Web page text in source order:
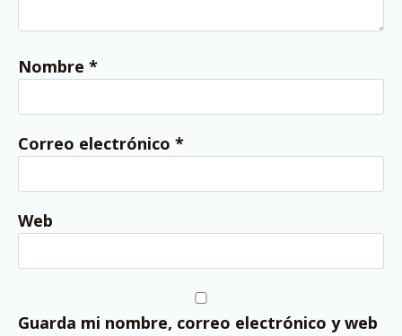
Nombre *
Correo electrónico *
Web
Guarda mi nombre, correo electrónico y web